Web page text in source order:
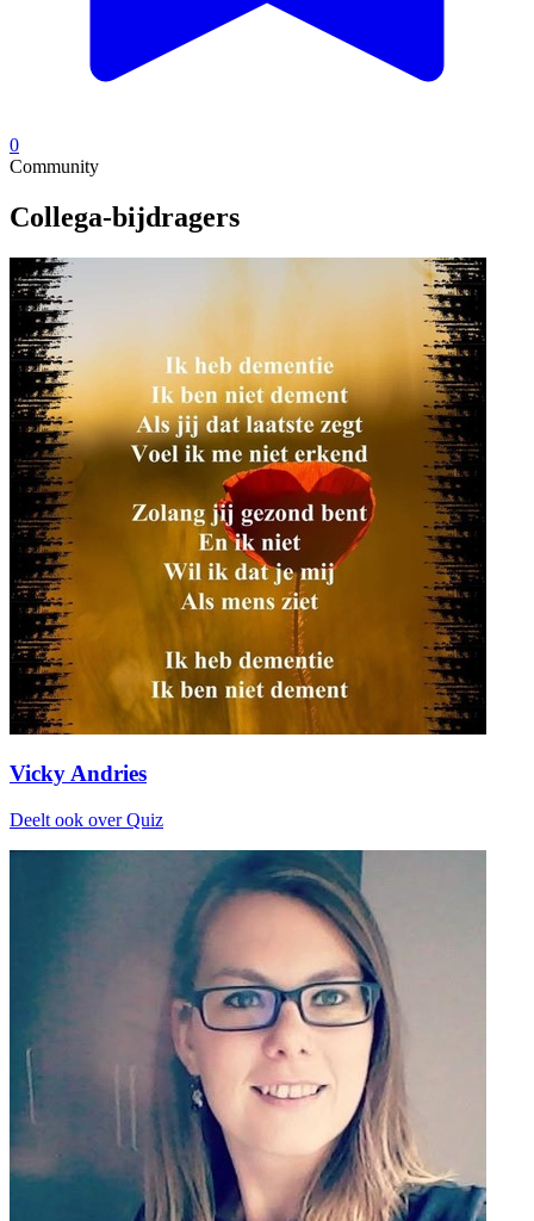
0
Community
Collega-bijdragers
Vicky Andries
Deelt ook over Quiz